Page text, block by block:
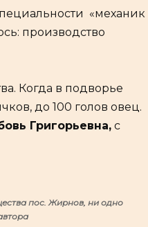
«механик
производство
Когда в подворье
до 100 голов овец.
Григорьевна, с
пос. Жирнов, ни одно